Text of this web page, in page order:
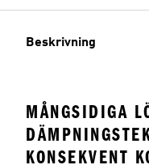
Beskrivning
MÅNGSIDIGA
KONSEKVENT